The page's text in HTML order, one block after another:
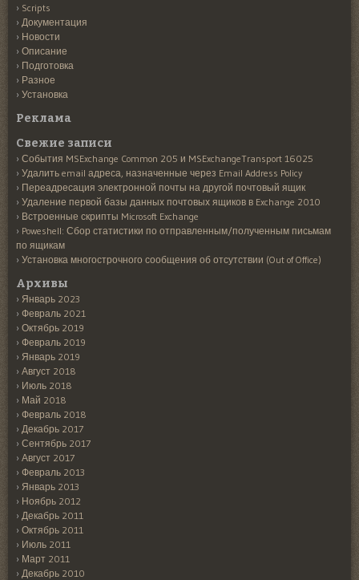
Scripts
Документация
Новости
Описание
Подготовка
Разное
Установка
Реклама
Свежие записи
События MSExchange Common 205 и MSExchangeTransport 16025
Удалить email адреса, назначенные через Email Address Policy
Переадресация электронной почты на другой почтовый ящик
Удаление первой базы данных почтовых ящиков в Exchange 2010
Встроенные скрипты Microsoft Exchange
Poweshell: Сбор статистики по отправленным/полученным письмам
по ящикам
Установка многострочного сообщения об отсутствии (Out of Office)
Архивы
Январь 2023
Февраль 2021
Октябрь 2019
Февраль 2019
Январь 2019
Август 2018
Июль 2018
Май 2018
Февраль 2018
Декабрь 2017
Сентябрь 2017
Август 2017
Февраль 2013
Январь 2013
Ноябрь 2012
Декабрь 2011
Октябрь 2011
Июль 2011
Март 2011
Декабрь 2010